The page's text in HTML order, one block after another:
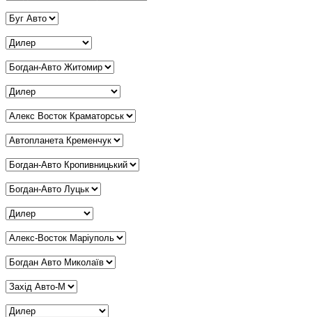
Дилер Вінниця
Дилер Дніпро *
Дилер Житомир*
Дилер Запоріжжя
Дилер Краматорськ*
Дилер Кременчук*
Дилер Кропивницький*
Дилер Луцьк*
Дилер Львів
Дилер Маріуполь*
Дилер Миколаїв*
Дилер Мукачево
Дилер Одеса